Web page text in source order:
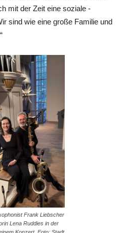
mit der Zeit eine soziale
sind wie eine große ­Familie und
Frank Liebscher
Lena Ruddies in der
Konzert. Foto: Stadt